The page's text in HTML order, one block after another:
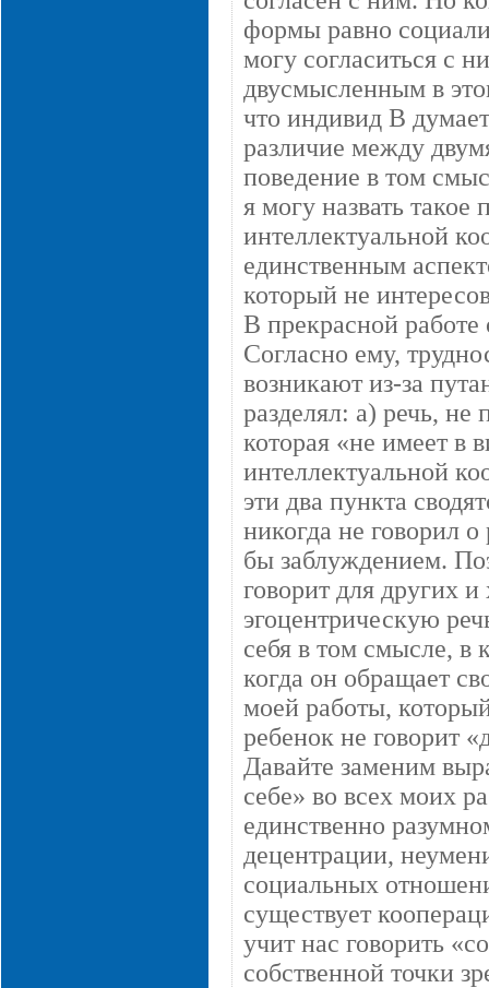
формы равно
могу согласиться с
двусмысленным в
что индивид В
различие между
поведение в том
я могу назвать
интеллектуальной
единственным
который не
В прекрасной работе
Согласно ему,
возникают из-за
разделял: а) речь, не
которая «не имеет в
интеллектуальной
эти два пункта
никогда не говорил
бы заблуждением.
говорит для других
эгоцентрическую
себя в том смысле, в
когда он обращает
моей работы,
ребенок не говорит
Давайте заменим
себе» во всех моих
единственно
децентрации,
социальных
существует
учит нас говорить
собственной точки